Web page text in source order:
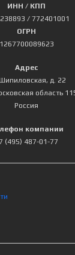
ИНН / КПП
/ 772401001
ОГРН
1267700089623
Адрес
д. 22
область
Россия
компании
(495) 487-01-77